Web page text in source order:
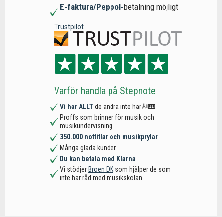
E-faktura/Peppol-betalning möjligt
Trustpilot
Varför handla på Stepnote
Vi har ALLTde andra inte har🎻🎹
Proffs som brinner för musik och
musikundervisning
350.000 nottitlar och musikprylar
Många glada kunder
Du kan betala med Klarna
Vi stödjer Broen DKsom hjälper de som
inte har råd med musikskolan